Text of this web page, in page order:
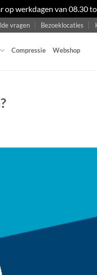
op werkdagen van 08.30
vragen Bezoeklocaties
Compressie Webshop